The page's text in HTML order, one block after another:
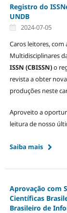
Registro do
UNDB
2024-07-05
Caros leitores, com
Multidisciplinares
ISSN (CBISSN)o
revista a obter
produções neste
Aproveito a
leitura de nosso
Saiba mais
Aprovação com
Científicas
Brasileiro de